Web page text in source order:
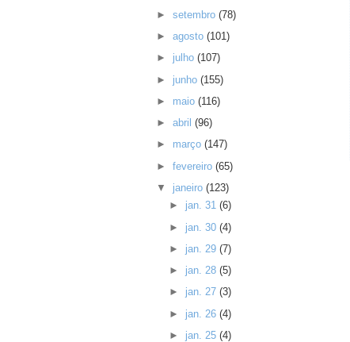
►setembro(78)
►agosto(101)
► julho(107)
► junho(155)
► maio(116)
►abril(96)
► março(147)
►fevereiro(65)
▼ janeiro(123)
► jan. 31 (6)
► jan. 30 (4)
► jan. 29 (7)
► jan. 28 (5)
► jan. 27 (3)
► jan. 26 (4)
► jan. 25 (4)